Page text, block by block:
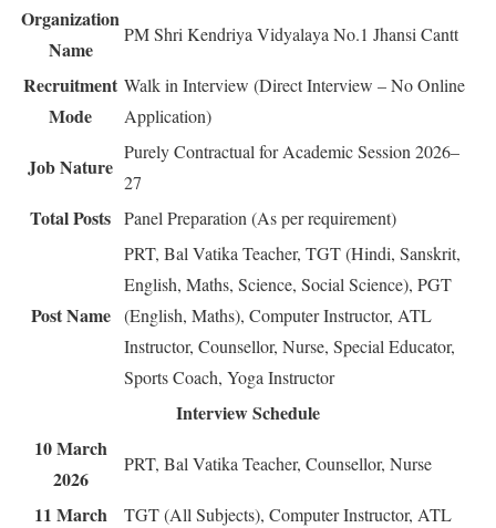
Organization
Name
PM Shri Kendriya Vidyalaya No.1 Jhansi Cantt
Recruitment
Mode
Walk in Interview (Direct Interview – No Online
Application)
Job Nature
Purely Contractual for Academic Session 2026–
27
Total Posts Panel Preparation (As per requirement)
Post Name
PRT, Bal Vatika Teacher, TGT (Hindi, Sanskrit,
English, Maths, Science, Social Science), PGT
(English, Maths), Computer Instructor, ATL
Instructor, Counsellor, Nurse, Special Educator,
Sports Coach, Yoga Instructor
Interview Schedule
10 March
2026
PRT, Bal Vatika Teacher, Counsellor, Nurse
11 March
TGT (All Subjects), Computer Instructor, ATL